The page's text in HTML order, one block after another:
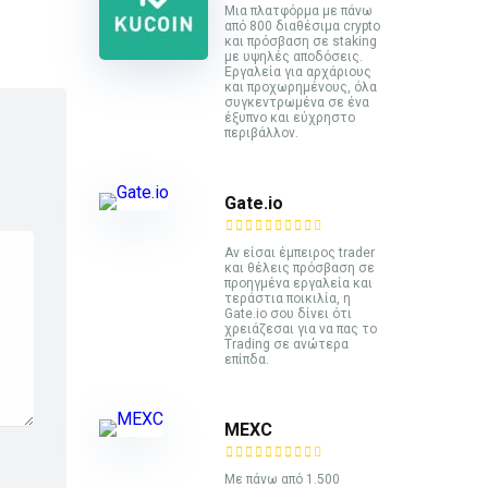
Mια πλατφόρμα με πάνω
από 800 διαθέσιμα crypto
και πρόσβαση σε staking
με υψηλές αποδόσεις.
Εργαλεία για αρχάριους
και προχωρημένους, όλα
συγκεντρωμένα σε ένα
έξυπνο και εύχρηστο
περιβάλλον.
Gate.io
Αν είσαι έμπειρος trader
και θέλεις πρόσβαση σε
προηγμένα εργαλεία και
τεράστια ποικιλία, η
Gate.io σου δίνει ότι
χρειάζεσαι για να πας το
Trading σε ανώτερα
επίπδα.
MEXC
Με πάνω από 1.500